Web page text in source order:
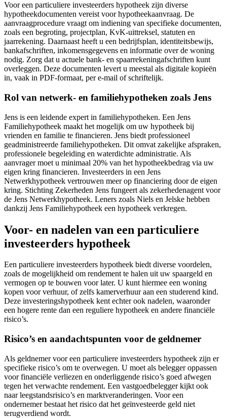
Voor een particuliere investeerders hypotheek zijn diverse
hypotheekdocumenten vereist voor hypotheekaanvraag. De
aanvraagprocedure vraagt om indiening van specifieke documenten,
zoals een begroting, projectplan, KvK-uittreksel, statuten en
jaarrekening. Daarnaast heeft u een bedrijfsplan, identiteitsbewijs,
bankafschriften, inkomensgegevens en informatie over de woning
nodig. Zorg dat u actuele bank- en spaarrekeningafschriften kunt
overleggen. Deze documenten levert u meestal als digitale kopieën
in, vaak in PDF-formaat, per e-mail of schriftelijk.
Rol van netwerk- en familiehypotheken zoals Jens
Jens is een leidende expert in familiehypotheken. Een Jens
Familiehypotheek maakt het mogelijk om uw hypotheek bij
vrienden en familie te financieren. Jens biedt professioneel
geadministreerde familiehypotheken. Dit omvat zakelijke afspraken,
professionele begeleiding en waterdichte administratie. Als
aanvrager moet u minimaal 20% van het hypotheekbedrag via uw
eigen kring financieren. Investeerders in een Jens
Netwerkhypotheek vertrouwen meer op financiering door de eigen
kring. Stichting Zekerheden Jens fungeert als zekerhedenagent voor
de Jens Netwerkhypotheek. Leners zoals Niels en Jelske hebben
dankzij Jens Familiehypotheek een hypotheek verkregen.
Voor- en nadelen van een particuliere
investeerders hypotheek
Een particuliere investeerders hypotheek biedt diverse voordelen,
zoals de mogelijkheid om rendement te halen uit uw spaargeld en
vermogen op te bouwen voor later. U kunt hiermee een woning
kopen voor verhuur, of zelfs kamerverhuur aan een studerend kind.
Deze investeringshypotheek kent echter ook nadelen, waaronder
een hogere rente dan een reguliere hypotheek en andere financiële
risico’s.
Risico’s en aandachtspunten voor de geldnemer
Als geldnemer voor een particuliere investeerders hypotheek zijn er
specifieke risico’s om te overwegen. U moet als belegger oppassen
voor financiële verliezen en onderliggende risico’s goed afwegen
tegen het verwachte rendement. Een vastgoedbelegger kijkt ook
naar leegstandsrisico’s en marktveranderingen. Voor een
ondernemer bestaat het risico dat het geïnvesteerde geld niet
terugverdiend wordt.